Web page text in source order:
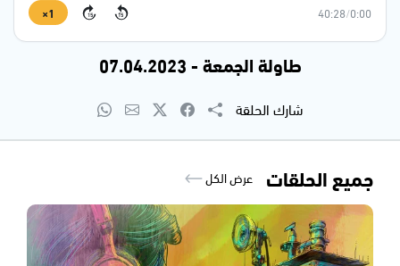
0:00
/
40:28
15
15
1×
طاولة الجمعة - 07.04.2023
شارك الحلقة
جميع الحلقات عرض الكل